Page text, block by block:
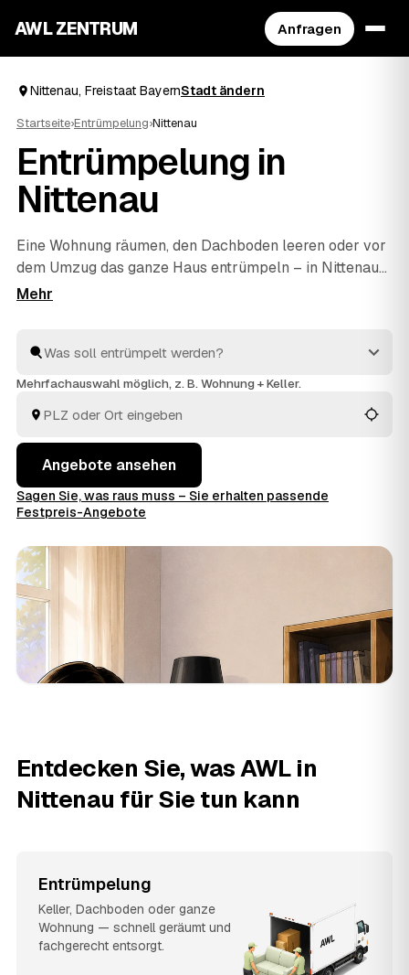
AWL ZENTRUM Anfragen
Nittenau, Freistaat BayernStadt ändern
Startseite›Entrümpelung›Nittenau
Entrümpelung in
Nittenau
Eine Wohnung räumen, den Dachboden leeren oder vor
dem Umzug das ganze Haus entrümpeln – in Nittenau
müssen Sie sich dafür nicht selbst auf die Suche nach
geprüften Anbietern aus der Umgebung. Egal ob kleiner
Auftrag oder kompletteHaushaltsauflösung
entsorgt.
Mehrfachauswahl möglich, z. B. Wohnung + Keller.
Angebote ansehen
Sagen Sie, was raus muss – Sie erhalten passende
Festpreis-Angebote
Entdecken Sie, was AWL in
Nittenau für Sie tun kann
Entrümpelung
Keller, Dachboden oder ganze
Wohnung — schnell geräumt und
fachgerecht entsorgt.